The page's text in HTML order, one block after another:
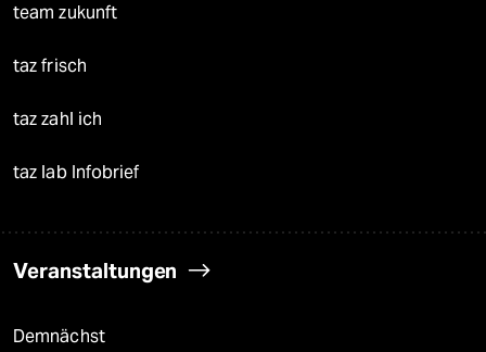
team zukunft
taz frisch
taz zahl ich
taz lab Infobrief
Veranstaltungen
Demnächst